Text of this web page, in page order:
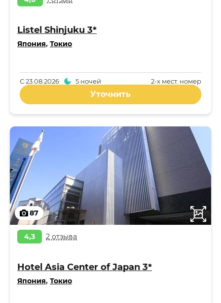
Listel Shinjuku 3*
Япония, Токио
2-x мест. номер
С23.08.2026 5 ночей
Уточнить
87
4,3 2 отзыва
Hotel Asia Center of Japan 3*
Япония, Токио